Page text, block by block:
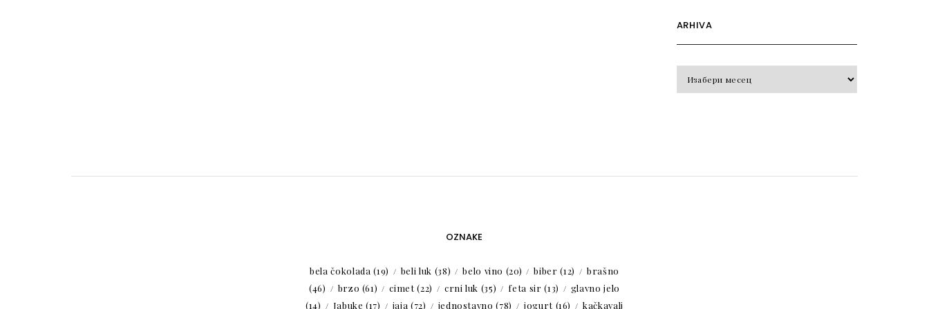
ARHIVA
OZNAKE
bela čokolada (19) beli luk (38) belo vino (20) biber (12)
brašno
(46)
brzo (61) cimet(22) crni luk (35) feta sir (13)
glavno jelo
(14)
Jabuke (17) jaja (72) jednostavno (78) jogurt(16) kačkavalj